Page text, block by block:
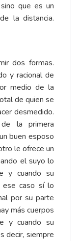
que es un
la distancia.
dos formas.
y racional de
medio de la
de quien se
desmedido.
la primera
buen esposo
le ofrece un
el suyo lo
y cuando su
ese caso sí lo
por su parte
más cuerpos
y cuando su
decir, siempre